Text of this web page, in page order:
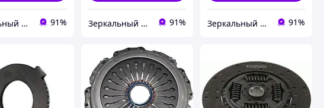
Зеркальный элемент 91% Зеркальный элемент 91% Зеркальный элемент 91%